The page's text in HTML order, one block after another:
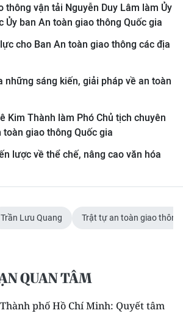
thông vận tải Nguyễn Duy Lâm làm Ủy
Ủy ban An toàn giao thông Quốc gia
cho Ban An toàn giao thông các địa
những sáng kiến, giải pháp về an toàn
Kim Thành làm Phó Chủ tịch chuyên
toàn giao thông Quốc gia
lược về thể chế, nâng cao văn hóa
Trần Lưu Quang Trật tự an toàn giao thông
QUAN TÂM
Thành phố Hồ Chí Minh: Quyết tâm